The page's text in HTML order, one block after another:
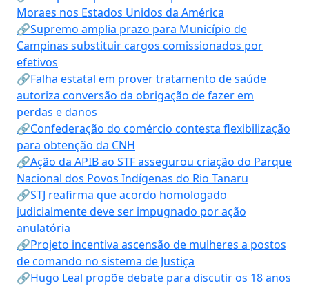
Moraes nos Estados Unidos da América
🔗Supremo amplia prazo para Município de
Campinas substituir cargos comissionados por
efetivos
🔗Falha estatal em prover tratamento de saúde
autoriza conversão da obrigação de fazer em
perdas e danos
🔗Confederação do comércio contesta flexibilização
para obtenção da CNH
🔗Ação da APIB ao STF assegurou criação do Parque
Nacional dos Povos Indígenas do Rio Tanaru
🔗STJ reafirma que acordo homologado
judicialmente deve ser impugnado por ação
anulatória
🔗Projeto incentiva ascensão de mulheres a postos
de comando no sistema de Justiça
🔗Hugo Leal propõe debate para discutir os 18 anos